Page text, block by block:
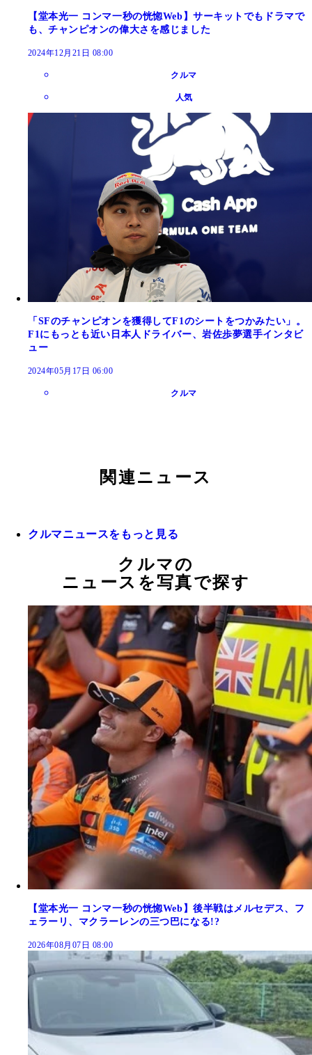
【堂本光一 コンマ一秒の恍惚Web】サーキットでもドラマで
も、チャンピオンの偉大さを感じました
2024年12月21日 08:00
クルマ
人気
「SFのチャンピオンを獲得してF1のシートをつかみたい」。
F1にもっとも近い日本人ドライバー、岩佐歩夢選手インタビ
ュー
2024年05月17日 06:00
クルマ
関連ニュース
クルマニュースをもっと見る
クルマの
ニュースを写真で探す
【堂本光一 コンマ一秒の恍惚Web】後半戦はメルセデス、フ
ェラーリ、マクラーレンの三つ巴になる!?
2026年08月07日 08:00